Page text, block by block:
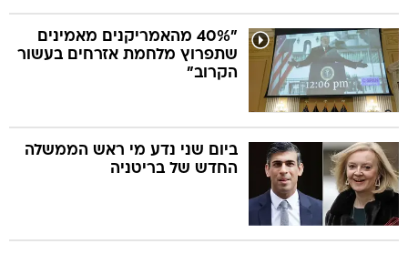
"40% מהאמריקנים מאמינים
שתפרוץ מלחמת אזרחים בעשור
הקרוב"
ביום שני נדע מי ראש הממשלה
החדש של בריטניה